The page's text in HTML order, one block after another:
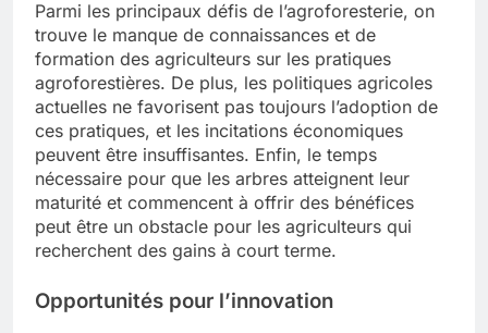
Parmi les principaux défis de l’agroforesterie, on
trouve le manque de connaissances et de
formation des agriculteurs sur les pratiques
agroforestières. De plus, les politiques agricoles
actuelles ne favorisent pas toujours l’adoption de
ces pratiques, et les incitations économiques
peuvent être insuffisantes. Enfin, le temps
nécessaire pour que les arbres atteignent leur
maturité et commencent à offrir des bénéfices
peut être un obstacle pour les agriculteurs qui
recherchent des gains à court terme.
Opportunités pour l’innovation